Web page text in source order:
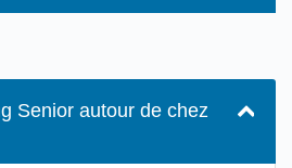
Senior autour de chez